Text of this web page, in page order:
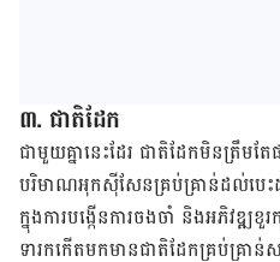
៣. ជាតិ​ដែក​
ជា​មួយ​គ្នា​នេះ​ដែរ​ ជាតិ​ដែក​​មិន​ត្រឹ
បរិមាណ​អុកស៊ីសែន​​គ្រប់គ្រាន់​ដល់​បេះ
ក្នុង​ការ​​បង្កើន​ការ​ចងចាំ​ និង​អភិវឌ្ឍ​
ទារក​​កើត​មក​មាន​ជាតិ​ដែក​គ្រប់គ្រា